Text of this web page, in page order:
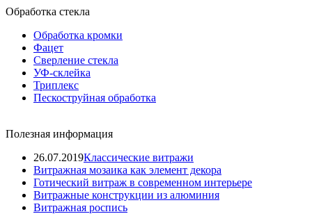
Обработка стекла
Обработка кромки
Фацет
Сверление стекла
УФ-склейка
Триплекс
Пескоструйная обработка
Полезная информация
26.07.2019Классические витражи
Витражная мозаика как элемент декора
Готический витраж в современном интерьере
Витражные конструкции из алюминия
Витражная роспись